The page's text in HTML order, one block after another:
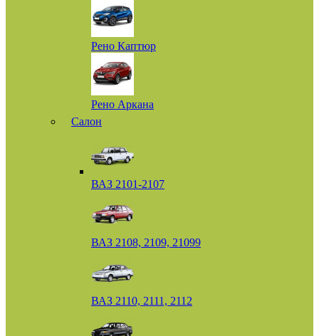
Рено Каптюр
Рено Аркана
Салон
ВАЗ 2101-2107
ВАЗ 2108, 2109, 21099
ВАЗ 2110, 2111, 2112